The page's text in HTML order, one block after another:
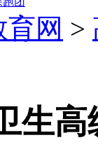
育网 >
生